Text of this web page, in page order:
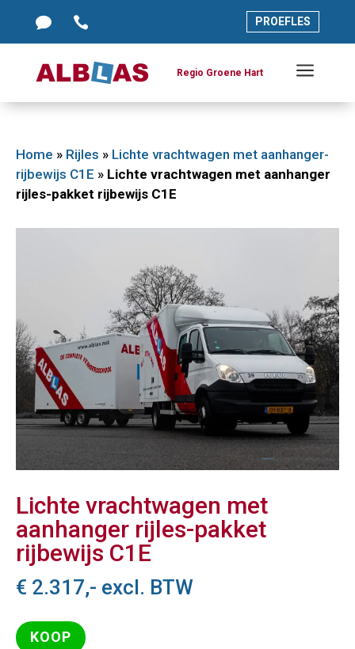
  PROEFLES
  PROEFLES
Regio Groene Hart a
Regio Groene Hart a
Home » Rijles » Lichte vrachtwagen met aanhanger-
rijbewijs C1E » Lichte vrachtwagen met aanhanger
rijles-pakket rijbewijs C1E
Lichte vrachtwagen met
aanhanger rijles-pakket
rijbewijs C1E
€ 2.317,- excl. BTW
KOOP